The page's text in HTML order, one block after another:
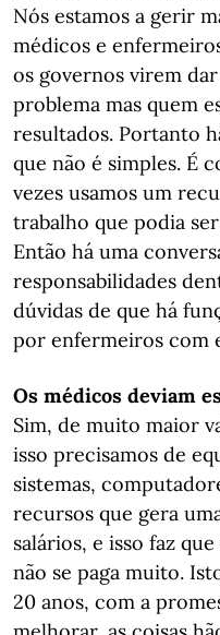
Nós estamos a gerir
médicos e
os governos virem
problema mas quem
resultados. Portanto
que não é simples. É
vezes usamos um
trabalho que podia
Então há uma
responsabilidades
dúvidas de que há
por enfermeiros com
Os médicos deviam
Sim, de muito maior
isso precisamos de
sistemas,
recursos que gera
salários, e isso faz
não se paga muito.
20 anos, com a